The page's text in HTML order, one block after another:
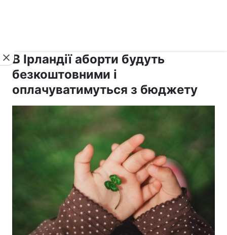
В Ірландії аборти будуть
безкоштовними і
оплачуватимуться з бюджету